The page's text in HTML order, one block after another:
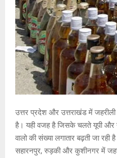
उत्तर प्रदेश और उत्तराखंड में जहरीली
है। यही वजह है जिसके चलते यूपी और
वालो की संख्या लगातार बढ़ती जा
सहारनपुर, रुड़की और कुशीनगर में